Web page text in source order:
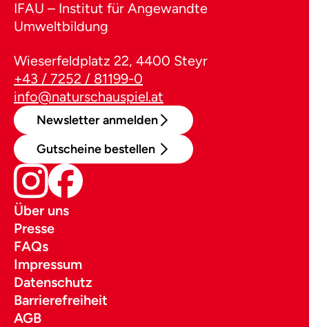
IFAU – Institut für Angewandte
Umweltbildung
Wieserfeldplatz 22, 4400 Steyr
+43 / 7252 / 81199-0
info@naturschauspiel.at
Newsletter anmelden
Gutscheine bestellen
Über uns
Presse
FAQs
Impressum
Datenschutz
Barrierefreiheit
AGB